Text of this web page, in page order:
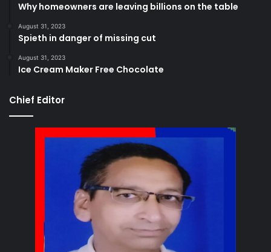
Why homeowners are leaving billions on the table
August 31, 2023
Spieth in danger of missing cut
August 31, 2023
Ice Cream Maker Free Chocolate
Chief Editor